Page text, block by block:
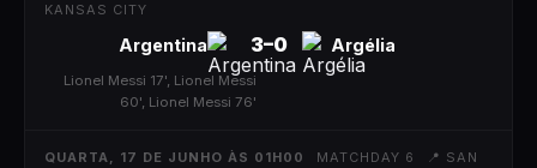
KANSAS CITY
Argentina 3–0 Argélia
Lionel Messi 17', Lionel Messi
60', Lionel Messi 76'
QUARTA, 17 DE JUNHO ÀS 01H00 MATCHDAY 6 📍 SAN